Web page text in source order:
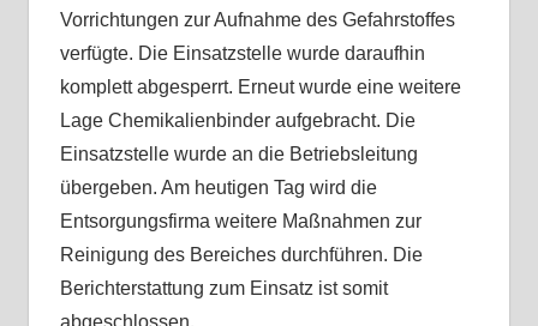
Vorrichtungen zur Aufnahme des Gefahrstoffes
verfügte. Die Einsatzstelle wurde daraufhin
komplett abgesperrt. Erneut wurde eine weitere
Lage Chemikalienbinder aufgebracht. Die
Einsatzstelle wurde an die Betriebsleitung
übergeben. Am heutigen Tag wird die
Entsorgungsfirma weitere Maßnahmen zur
Reinigung des Bereiches durchführen. Die
Berichterstattung zum Einsatz ist somit